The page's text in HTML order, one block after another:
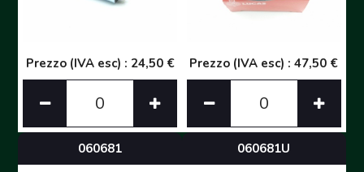
Prezzo (IVA esc) : 24,50 € Prezzo (IVA esc) : 47,50 €
060681
060681U